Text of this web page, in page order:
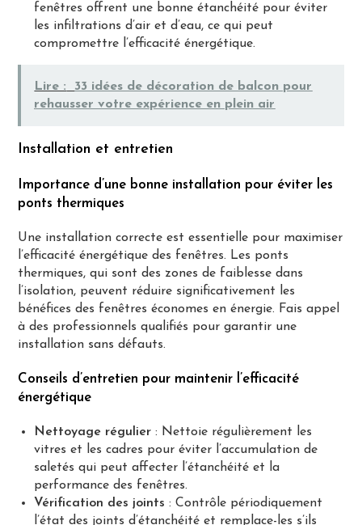
fenêtres offrent une bonne étanchéité pour éviter
les infiltrations d’air et d’eau, ce qui peut
compromettre l’efficacité énergétique.
Lire :
33 idées de décoration de balcon pour
rehausser votre expérience en plein air
Installation et entretien
Importance d’une bonne installation pour éviter les
ponts thermiques
Une installation correcte est essentielle pour maximiser
l’efficacité énergétique des fenêtres. Les ponts
thermiques, qui sont des zones de faiblesse dans
l’isolation, peuvent réduire significativement les
bénéfices des fenêtres économes en énergie. Fais appel
à des professionnels qualifiés pour garantir une
installation sans défauts.
Conseils d’entretien pour maintenir l’efficacité
énergétique
Nettoyage régulier : Nettoie régulièrement les
vitres et les cadres pour éviter l’accumulation de
saletés qui peut affecter l’étanchéité et la
performance des fenêtres.
Vérification des joints : Contrôle périodiquement
l’état des joints d’étanchéité et remplace-les s’ils